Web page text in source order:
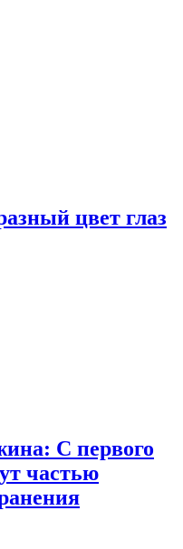
цвет глаз
С первого
частью